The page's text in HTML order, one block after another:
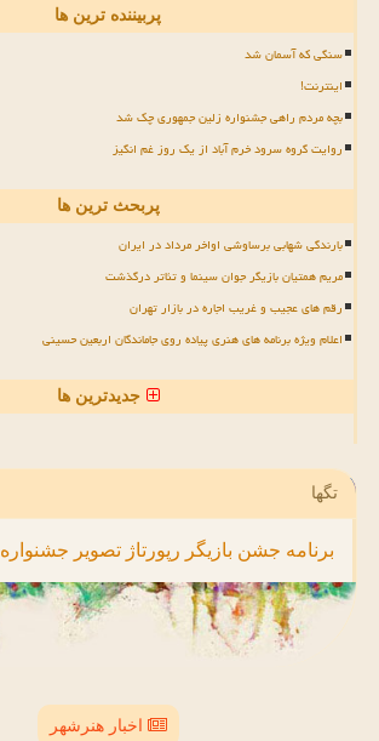
پربیننده ترین ها
سنگی که آسمان شد
اینترنت!
بچه مردم راهی جشنواره زلین جمهوری چک شد
روایت گروه سرود خرم آباد از یک روز غم انگیز
پربحث ترین ها
بارندگی شهابی برساوشی اواخر مرداد در ایران
مریم همتیان بازیگر جوان سینما و تئاتر درگذشت
رقم های عجیب و غریب اجاره در بازار تهران
اعلام ویژه برنامه های هنری پیاده روی جاماندگان اربعین حسینی
جدیدترین ها
تگها
برنامه جشن بازیگر رپورتاژ تصویر جشنواره
اخبار هنرشهر